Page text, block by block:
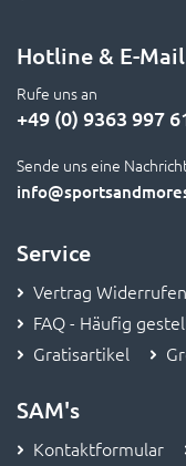
Hotline & E-Mail
Rufe uns an
+49 (0) 9363 997
Sende uns eine
info
Service
Vertrag Widerrufen
FAQ - Häufig
Gratisartikel
SAM's
Kontaktformular